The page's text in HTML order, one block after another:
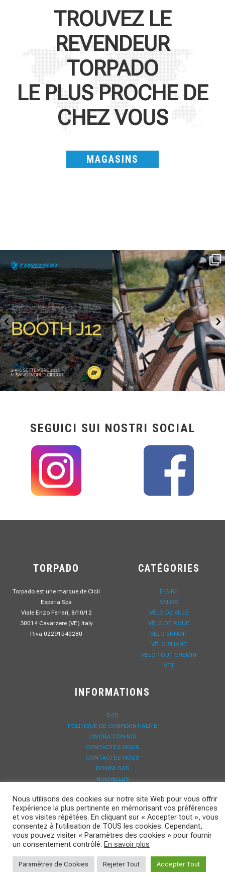
TROUVEZ LE
REVENDEUR
TORPADO
LE PLUS PROCHE DE
CHEZ VOUS
MAGASINS
IBF sta per...
8 0
Kepler R è la gravel pensata per affrontare
lunghe...
26 0
SEGUICI SUI NOSTRI SOCIAL
TORPADO
Torpado est une marque de Cicli
Esperia Spa
Viale Enzo Ferrari, 8/10/12
30014 Cavarzere (VE) Italy
P.iva 02291540280
CATÉGORIES
E-BIKE
VÉLOS
VÉLO DE VILLE
VÉLO DE ROUE
VÉLO ENFANT
VÉLO PLIANT
VÈLO TOUT CHEMIN
VTT
INFORMATIONS
B2B
POLITIQUE DE CONFIDENTIALITÉ
LAVORA CON NOI
CONTACTEZ-NOUS
CONTACTEZ-NOUS
DOWNLOAD
NOUVELLES
Nous utilisons des cookies sur notre site Web pour vous offrir
l’expérience la plus pertinente en mémorisant vos préférences
et vos visites répétées. En cliquant sur « Accepter tout », vous
consentez à l’utilisation de TOUS les cookies. Cependant,
vous pouvez visiter « Paramètres des cookies » pour fournir
un consentement contrôlé. En savoir plus
Paramètres de Cookies Rejeter Tout Accepter Tout